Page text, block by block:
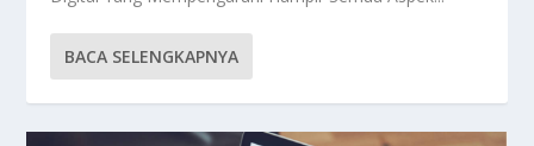
BACA SELENGKAPNYA